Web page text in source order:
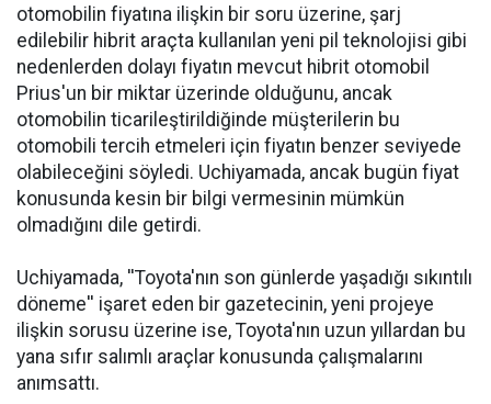
otomobilin fiyatına ilişkin bir soru üzerine, şarj
edilebilir hibrit araçta kullanılan yeni pil teknolojisi gibi
nedenlerden dolayı fiyatın mevcut hibrit otomobil
Prius'un bir miktar üzerinde olduğunu, ancak
otomobilin ticarileştirildiğinde müşterilerin bu
otomobili tercih etmeleri için fiyatın benzer seviyede
olabileceğini söyledi. Uchiyamada, ancak bugün fiyat
konusunda kesin bir bilgi vermesinin mümkün
olmadığını dile getirdi.
Uchiyamada, ''Toyota'nın son günlerde yaşadığı sıkıntılı
döneme'' işaret eden bir gazetecinin, yeni projeye
ilişkin sorusu üzerine ise, Toyota'nın uzun yıllardan bu
yana sıfır salımlı araçlar konusunda çalışmalarını
anımsattı.